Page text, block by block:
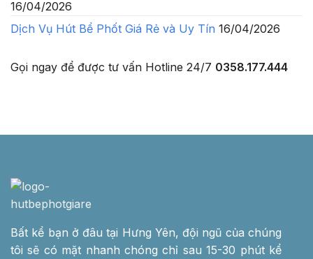
16/04/2026
Dịch Vụ Hút Bể Phốt Giá Rẻ và Uy Tín 16/04/2026
Gọi ngay để được tư vấn Hotline 24/7 0358.177.444
Bất kể bạn ở đâu tại Hưng Yên, đội ngũ của chúng
tôi sẽ có mặt nhanh chóng chỉ sau 15-30 phút kể